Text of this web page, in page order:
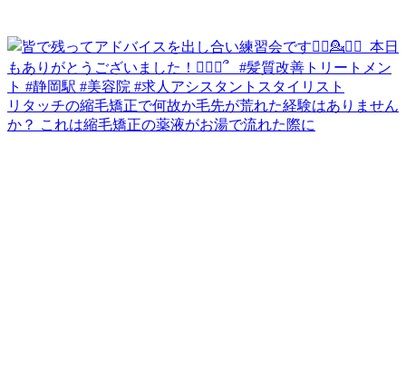
リタッチの縮毛矯正で何故か毛先が荒れた経験はありません
か？ これは縮毛矯正の薬液がお湯で流れた際に